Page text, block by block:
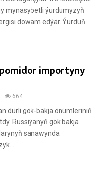
mynasybetli ýurdumyzyň
dowam edýär. Ýurduň
importyny
664
dürli gök-bakja önümleriniň
Russiýanyň gök bakja
sanawynda